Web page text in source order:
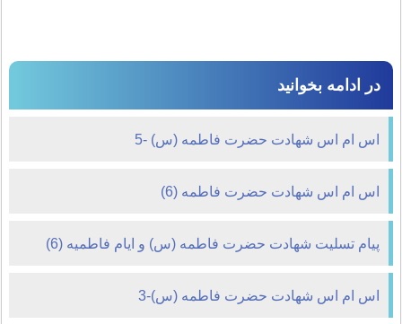
در ادامه بخوانید
اس ام اس شهادت حضرت فاطمه (س) -5
اس ام اس شهادت حضرت فاطمه (6)
پیام تسلیت شهادت حضرت فاطمه (س) و ایام فاطمیه (6)
اس ام اس شهادت حضرت فاطمه (س)-3